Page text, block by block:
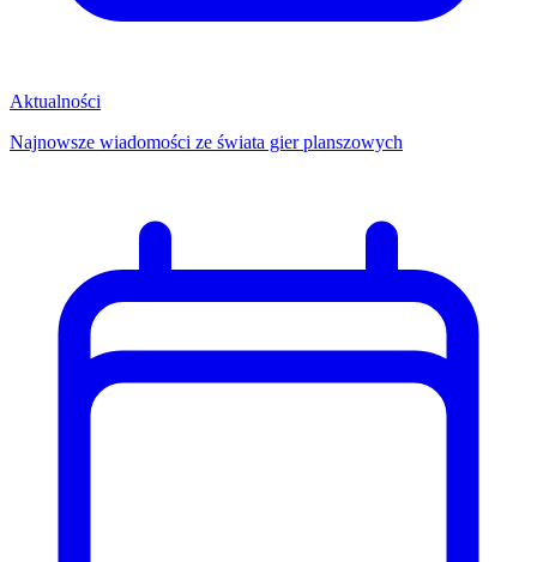
Aktualności
Najnowsze wiadomości ze świata gier planszowych